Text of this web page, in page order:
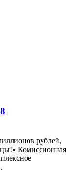
рублей,
Комиссионная